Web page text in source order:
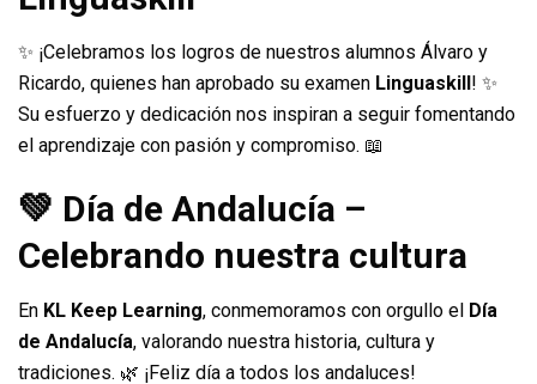
✨ ¡Celebramos los logros de nuestros alumnos Álvaro y
Ricardo, quienes han aprobado su examen Linguaskill! ✨
Su esfuerzo y dedicación nos inspiran a seguir fomentando
el aprendizaje con pasión y compromiso. 📖
💚 Día de Andalucía –
Celebrando nuestra cultura
En KL Keep Learning, conmemoramos con orgullo el Día
de Andalucía, valorando nuestra historia, cultura y
tradiciones. 🌿 ¡Feliz día a todos los andaluces!